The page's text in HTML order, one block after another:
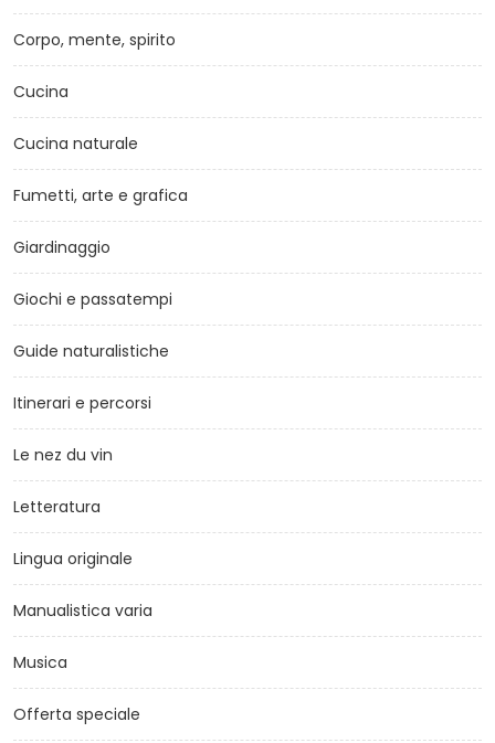
Corpo, mente, spirito
Cucina
Cucina naturale
Fumetti, arte e grafica
Giardinaggio
Giochi e passatempi
Guide naturalistiche
Itinerari e percorsi
Le nez du vin
Letteratura
Lingua originale
Manualistica varia
Musica
Offerta speciale